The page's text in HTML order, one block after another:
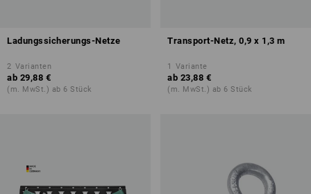
Ladungssicherungs-Netze
2 Varianten
ab 29,88 €
(m. MwSt.) ab 6 Stück
Transport-Netz, 0,9 x 1,3 m
1 Variante
ab 23,88 €
(m. MwSt.) ab 6 Stück